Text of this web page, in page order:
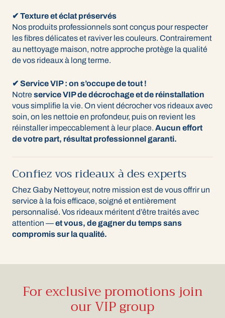
✔ Texture et éclat préservés
Nos produits professionnels sont conçus pour respecter
les fibres délicates et raviver les couleurs. Contrairement
au nettoyage maison, notre approche protège la qualité
de vos rideaux à long terme.
✔ Service VIP : on s’occupe de tout !
Notreservice VIP de décrochage et de réinstallation
vous simplifie la vie. On vient décrocher vos rideaux avec
soin, on les nettoie en profondeur, puis on revient les
réinstaller impeccablement à leur place. Aucun effort
de votre part, résultat professionnel garanti.
Confiez vos rideaux à des experts
Chez Gaby Nettoyeur, notre mission est de vous offrir un
service à la fois efficace, soigné et entièrement
personnalisé. Vos rideaux méritent d’être traités avec
attention —et vous, de gagner du temps sans
compromis sur la qualité.
For exclusive promotions join
our VIP group